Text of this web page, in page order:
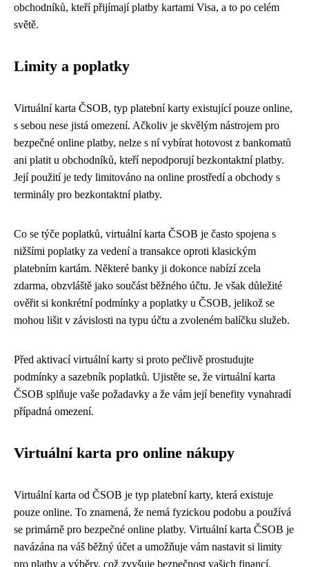
obchodníků, kteří přijímají platby kartami Visa, a to po celém
světě.
Limity a poplatky
Virtuální karta ČSOB, typ platební karty existující pouze online,
s sebou nese jistá omezení. Ačkoliv je skvělým nástrojem pro
bezpečné online platby, nelze s ní vybírat hotovost z bankomatů
ani platit u obchodníků, kteří nepodporují bezkontaktní platby.
Její použití je tedy limitováno na online prostředí a obchody s
terminály pro bezkontaktní platby.
Co se týče poplatků, virtuální karta ČSOB je často spojena s
nižšími poplatky za vedení a transakce oproti klasickým
platebním kartám. Některé banky ji dokonce nabízí zcela
zdarma, obzvláště jako součást běžného účtu. Je však důležité
ověřit si konkrétní podmínky a poplatky u ČSOB, jelikož se
mohou lišit v závislosti na typu účtu a zvoleném balíčku služeb.
Před aktivací virtuální karty si proto pečlivě prostudujte
podmínky a sazebník poplatků. Ujistěte se, že virtuální karta
ČSOB splňuje vaše požadavky a že vám její benefity vynahradí
případná omezení.
Virtuální karta pro online nákupy
Virtuální karta od ČSOB je typ platební karty, která existuje
pouze online. To znamená, že nemá fyzickou podobu a používá
se primárně pro bezpečné online platby. Virtuální karta ČSOB je
navázána na váš běžný účet a umožňuje vám nastavit si limity
pro platby a výběry, což zvyšuje bezpečnost vašich financí.